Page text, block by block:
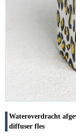
Wateroverdracht
diffuser fles